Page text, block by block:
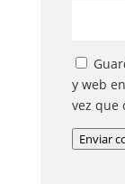
y web
vez que
Enviar